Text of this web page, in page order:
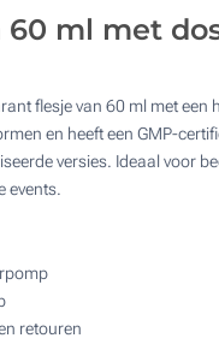
Kies jouw
ml met
flesje van 60 ml met
en heeft een GMP-
versies. Ideaal voor
events.
retouren